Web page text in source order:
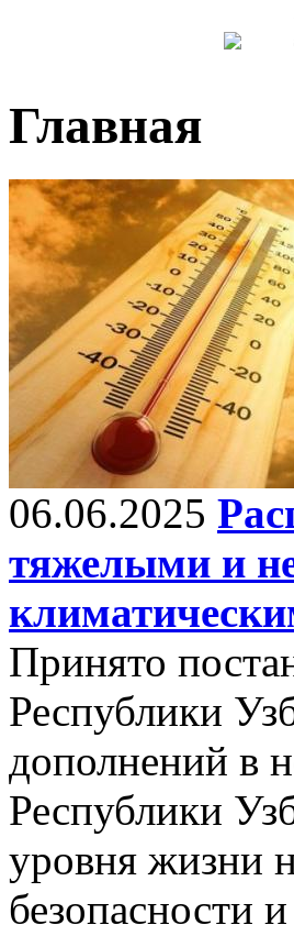
Главная
06.06.2025
тяжелыми и
Принято
Республики
дополнений в
Республики
уровня жизни
безопасности